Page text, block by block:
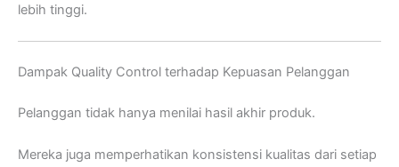
lebih tinggi.
Dampak Quality Control terhadap Kepuasan Pelanggan
Pelanggan tidak hanya menilai hasil akhir produk.
Mereka juga memperhatikan konsistensi kualitas dari setiap